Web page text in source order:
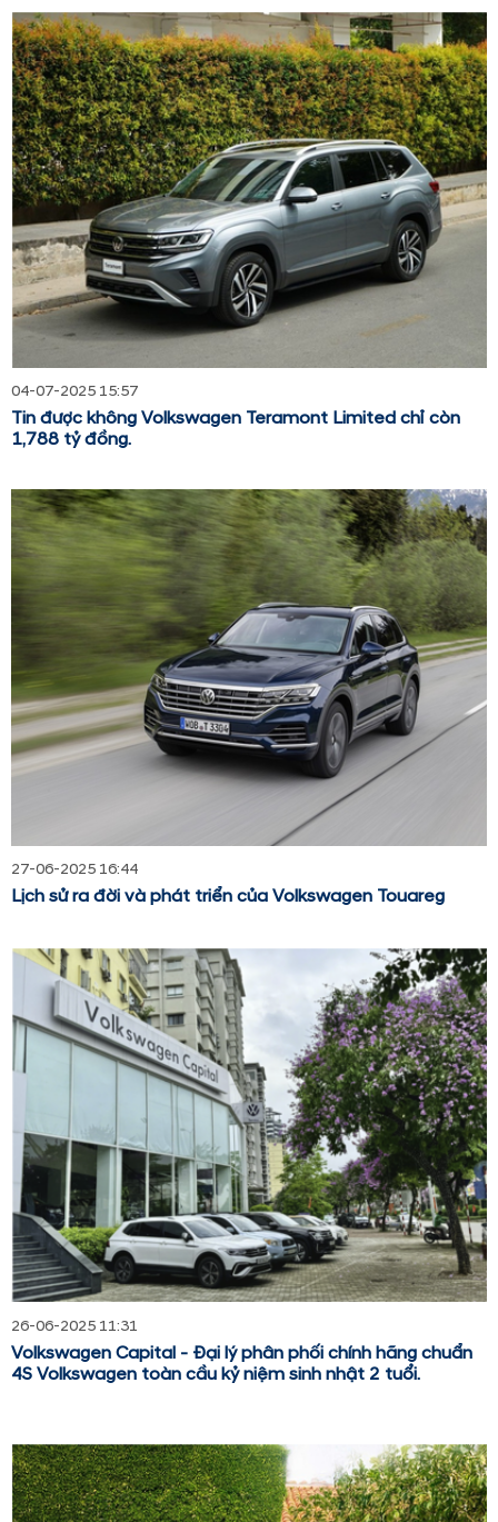
04-07-2025 15:57
Tin được không Volkswagen Teramont Limited chỉ còn
1,788 tỷ đồng.
27-06-2025 16:44
Lịch sử ra đời và phát triển của Volkswagen Touareg
26-06-2025 11:31
Volkswagen Capital - Đại lý phân phối chính hãng chuẩn
4S Volkswagen toàn cầu kỷ niệm sinh nhật 2 tuổi.